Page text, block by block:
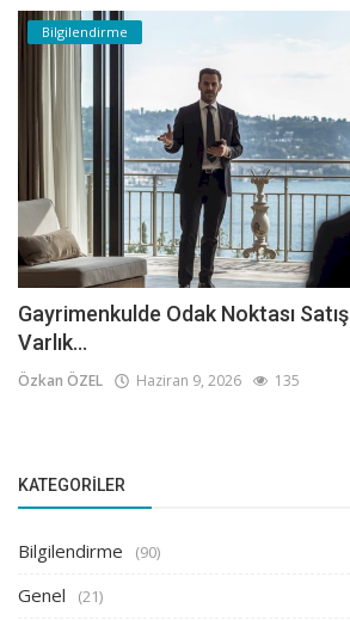
Bilgilendirme
Gayrimenkulde Odak Noktası
Varlık...
Özkan ÖZEL Haziran 9, 2026 135
KATEGORILER
Bilgilendirme (90)
Genel (21)